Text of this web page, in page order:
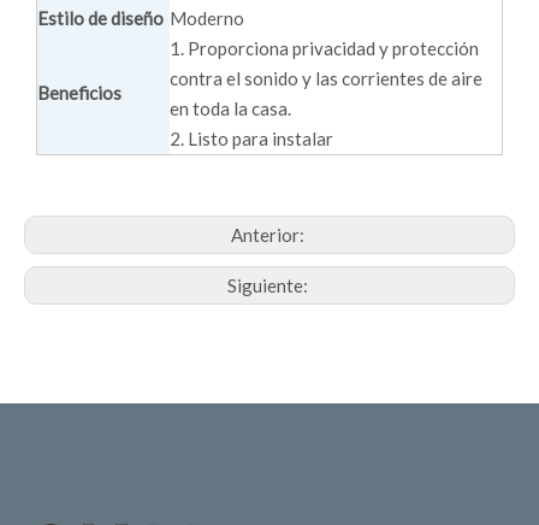
Estilo de diseño Moderno
Beneficios
1. Proporciona privacidad y protección
contra el sonido y las corrientes de aire
en toda la casa.
2. Listo para instalar
Anterior:
Siguiente: